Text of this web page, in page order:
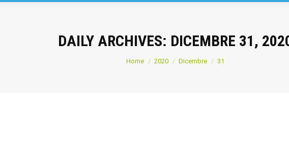
DAILY ARCHIVES: DICEMBRE 31,
You are here:
Home 2020 Dicembre 31